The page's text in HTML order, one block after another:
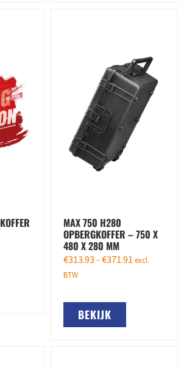
MAX 750 H280
OPBERGKOFFER – 750 X
480 X 280 MM
€313.93 - €371.91 excl.
BTW
BEKIJK